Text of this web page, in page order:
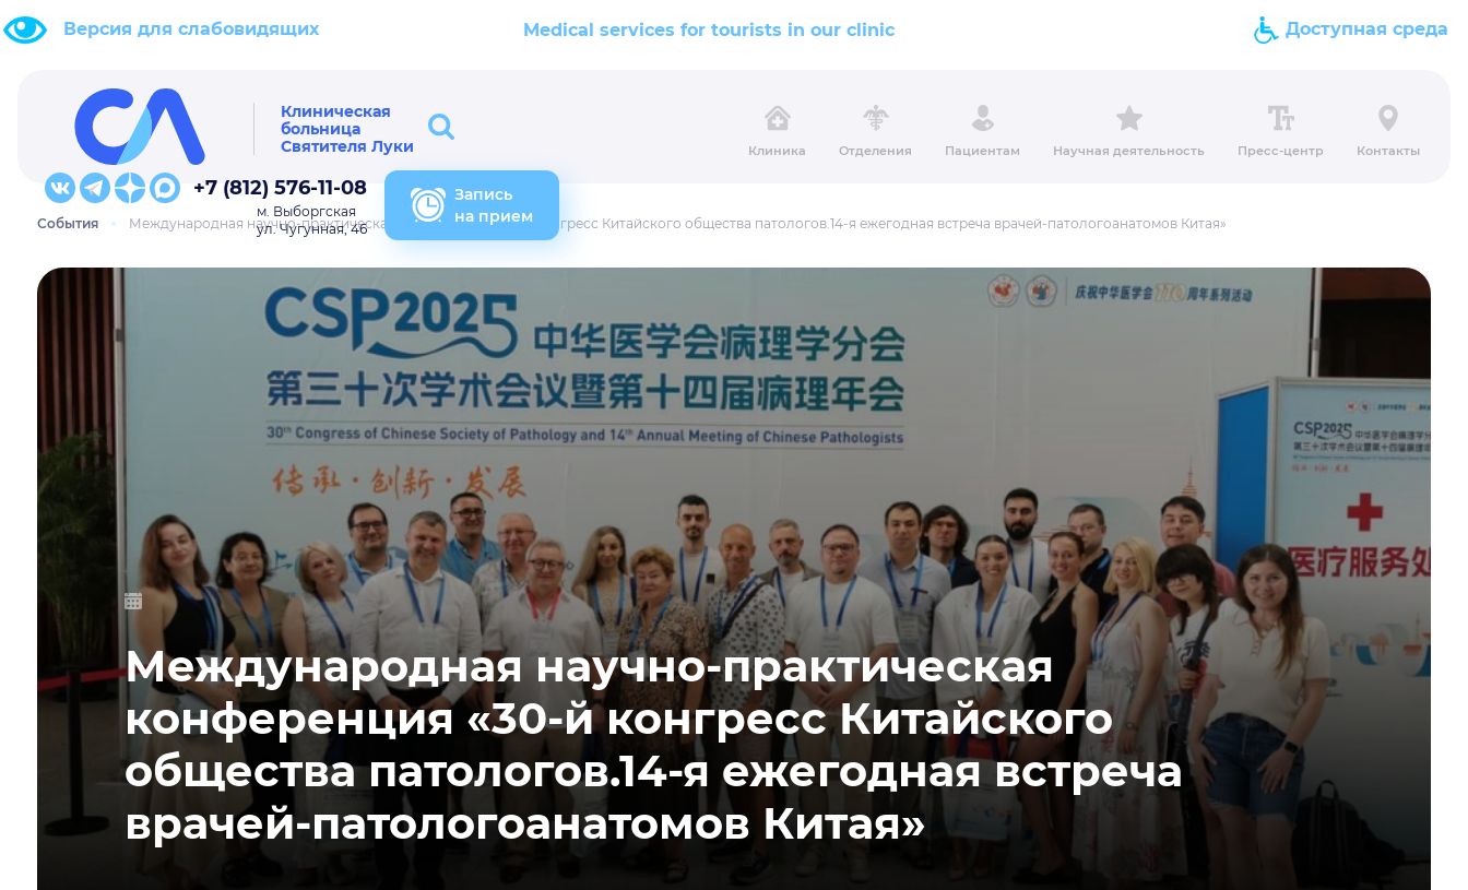
Версия для слабовидящих Medical services for tourists in our clinic Доступная среда
Клиническая
больница
Святителя Луки
Клиника Отделения Пациентам Научная деятельность Пресс-центр Контакты
+7 (812) 576-11-08
м. Выборгская
ул. Чугунная, 46
Запись
на прием
События Международная научно-практическая конференция «30-й конгресс Китайского общества патологов.14-я ежегодная встреча врачей-патологоанатомов Китая»
Международная научно-практическая
конференция «30-й конгресс Китайского
общества патологов.14-я ежегодная встреча
врачей-патологоанатомов Китая»